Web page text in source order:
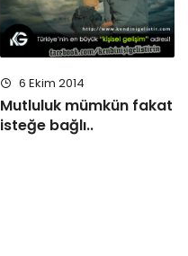
6 Ekim 2014
Mutluluk mümkün fakat
isteğe bağlı..